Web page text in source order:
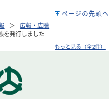
ページの先頭へ
広報・広聴
を発行しました
もっと見る（全2件）